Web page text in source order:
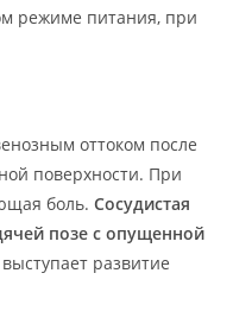
режиме питания, при
оттоком после
поверхности. При
боль. Сосудистая
позе с опущенной
развитие